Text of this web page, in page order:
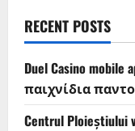
RECENT POSTS
Duel Casino
παιχνίδια
Centrul Ploieștiului